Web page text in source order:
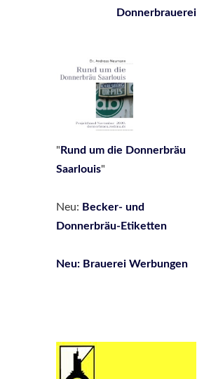
Donnerbrauerei
" Rund um die Donnerbräu
Saarlouis"
Neu: Becker- und
Donnerbräu-Etiketten
Neu: Brauerei Werbungen